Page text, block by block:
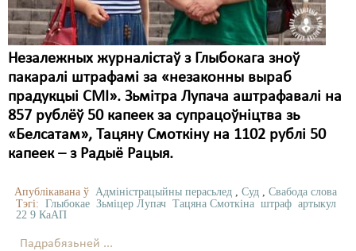
Незалежных журналістаў з Глыбокага зноў
пакаралі штрафамі за «незаконны выраб
прадукцыі СМІ». Зьмітра Лупача аштрафавалі на
857 рублёў 50 капеек за супрацоўніцтва зь
«Белсатам», Тацяну Смоткіну на 1102 рублі 50
капеек – з Радыё Рацыя.
Апублікавана ў Адміністрацыйны перасьлед , Суд , Свабода слова
Тэгі: Глыбокае Зьміцер Лупач Тацяна Смоткіна штраф артыкул
22 9 КаАП
Падрабязьней ...